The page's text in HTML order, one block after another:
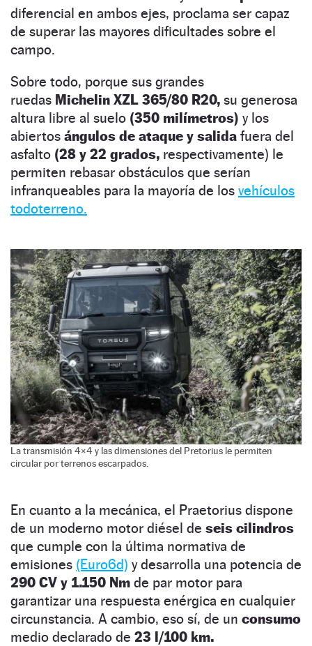
diferencial en ambos ejes, proclama ser capaz
de superar las mayores dificultades sobre el
campo.
Sobre todo, porque sus grandes
ruedas Michelin XZL 365/80 R20, su generosa
altura libre al suelo (350 milímetros) y los
abiertos ángulos de ataque y salida fuera del
asfalto (28 y 22 grados, respectivamente) le
permiten rebasar obstáculos que serían
infranqueables para la mayoría de los vehículos
todoterreno.
La transmisión 4×4 y las dimensiones del Pretorius le permiten
circular por terrenos escarpados.
En cuanto a la mecánica, el Praetorius dispone
de un moderno motor diésel de seis cilindros
que cumple con la última normativa de
emisiones (Euro6d) y desarrolla una potencia de
290 CV y 1.150 Nm de par motor para
garantizar una respuesta enérgica en cualquier
circunstancia. A cambio, eso sí, de un consumo
medio declarado de 23 l/100 km.